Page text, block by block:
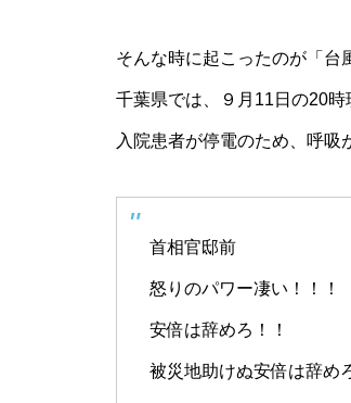
そんな時に起こったのが「台
千葉県では、９月11日の20時
入院患者が停電のため、呼吸
首相官邸前
怒りのパワー凄い！！！
安倍は辞めろ！！
被災地助けぬ安倍は辞め